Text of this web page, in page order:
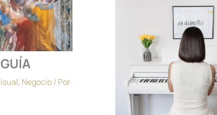
, Negocio/ Por